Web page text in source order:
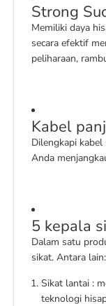
Strong
Memiliki daya
secara efektif
peliharaan,
Kabel
Dilengkapi
Anda
5 kepala
Dalam satu
sikat. Antara lain:
Sikat lantai :
teknologi